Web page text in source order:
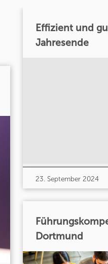
Effizient und
Jahresende
23. September 2024
Dortmund